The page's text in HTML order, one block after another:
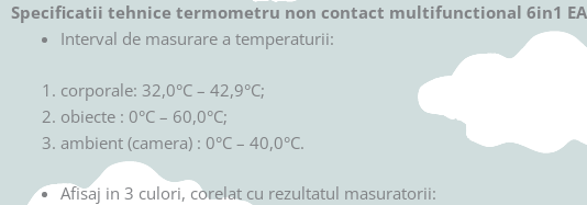
Specificatii tehnice termometru non contact multifunctional 6in1
Interval de masurare a temperaturii:
corporale: 32,0°C – 42,9°C;
obiecte : 0°C – 60,0°C;
ambient (camera) : 0°C – 40,0°C.
Afisaj in 3 culori, corelat cu rezultatul masuratorii: